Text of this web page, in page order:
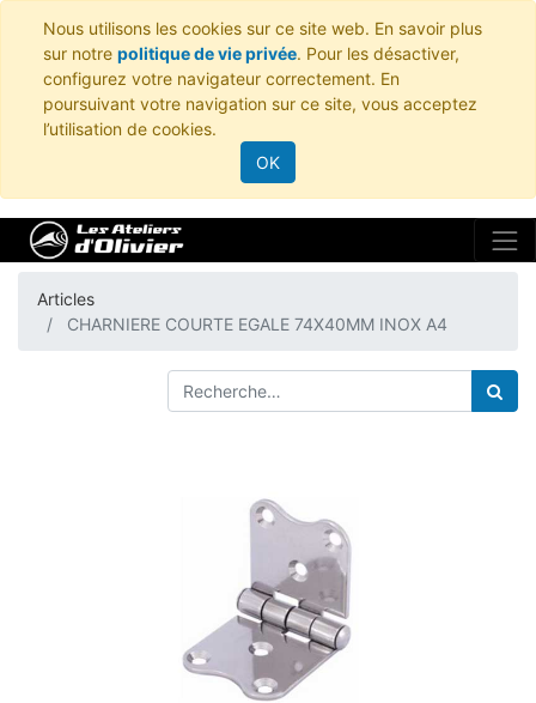
Nous utilisons les cookies sur ce site web. En savoir plus
sur notre politique de vie privée. Pour les désactiver,
configurez votre navigateur correctement. En
poursuivant votre navigation sur ce site, vous acceptez
l’utilisation de cookies.
OK
Articles
CHARNIERE COURTE EGALE 74X40MM INOX A4